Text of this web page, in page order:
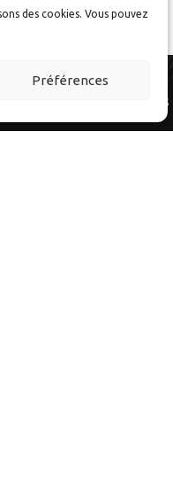
des cookies. Vous pouvez
Préférences
AutoExpo.fr ©